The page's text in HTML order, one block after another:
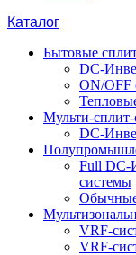
Каталог
Бытовые
DC-
ON/OFF
Мульти-
DC-
Full DC-
системы
VRF-
VRF-